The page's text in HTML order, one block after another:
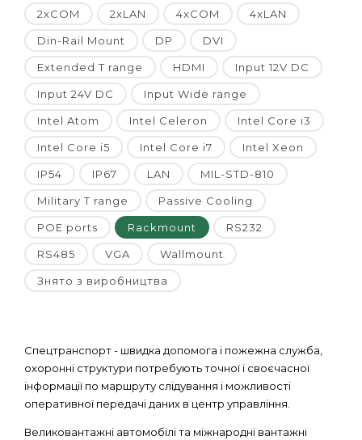
2xCOM 2xLAN 4xCOM 4xLAN
Din-Rail Mount DP DVI
Extended T range HDMI Input 12V DC
Input 24V DC Input Wide range
Intel Atom Intel Celeron Intel Core i3
Intel Core i5 Intel Core i7 Intel Xeon
IP54 IP67 LAN MIL-STD-810
Military T range Passive Cooling
POE ports Rackmount RS232
RS485 VGA Wallmount
Знято з виробництва
Спецтранспорт - швидка допомога і пожежна служба,
охоронні структури потребують точної і своєчасної
інформації по маршруту слідування і можливості
оперативної передачі даних в центр управління.
Великовантажні автомобілі та міжнародні вантажні